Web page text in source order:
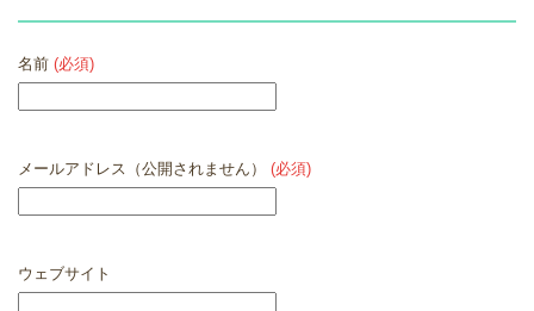
名前 (必須)
メールアドレス（公開されません） (必須)
ウェブサイト